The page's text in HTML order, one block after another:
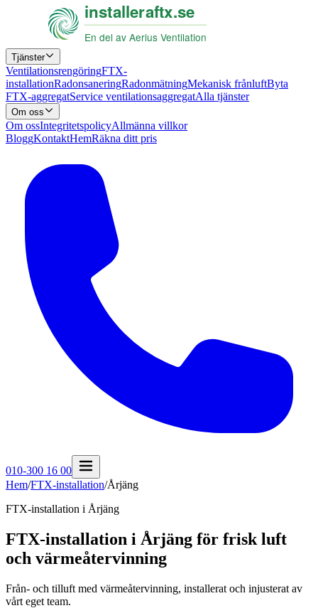
Tjänster
VentilationsrengöringFTX-
installationRadonsaneringRadonmätningMekanisk frånluftByta
FTX-aggregatService ventilationsaggregatAlla tjänster
Om oss
Om ossIntegritetspolicyAllmänna villkor
BloggKontaktHemRäkna ditt pris
010-300 16 00
Hem/FTX-installation/Årjäng
FTX-installation i Årjäng
FTX-installation i Årjäng för frisk luft
och värmeåtervinning
Från- och tilluft med värmeåtervinning, installerat och injusterat av
vårt eget team.